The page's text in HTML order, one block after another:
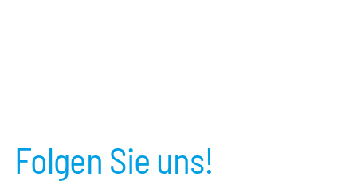
Folgen Sie uns!